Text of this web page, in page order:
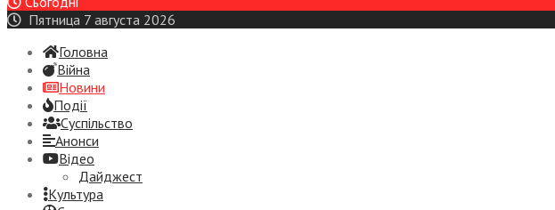
Пятница 7 августа 2026
Головна
Війна
Новини
Події
Суспiльство
Анонси
Відео
Дайджест
Культура